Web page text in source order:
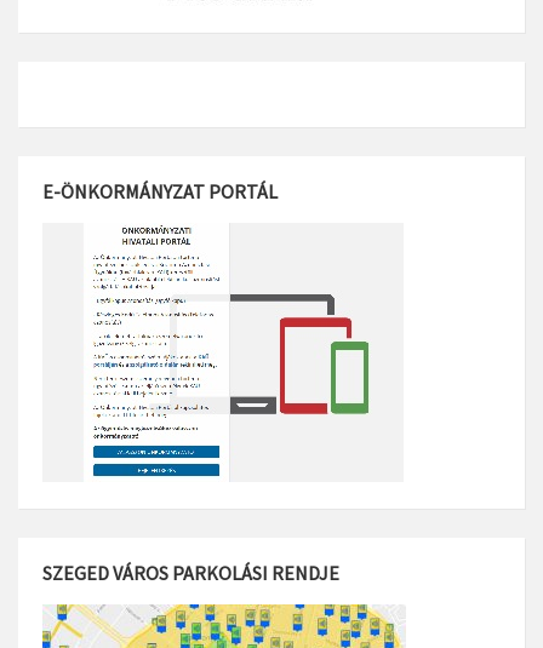
E-ÖNKORMÁNYZAT PORTÁL
SZEGED VÁROS PARKOLÁSI RENDJE